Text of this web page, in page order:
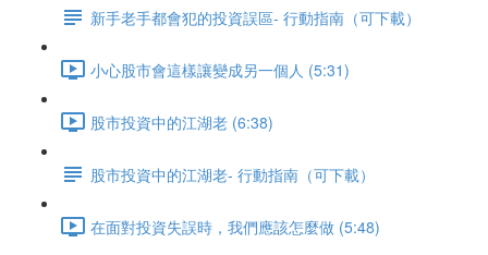
新手老手都會犯的投資誤區- 行動指南（可下載）
小心股市會這樣讓變成另一個人 (5:31)
股市投資中的江湖老 (6:38)
股市投資中的江湖老- 行動指南（可下載）
在面對投資失誤時，我們應該怎麼做 (5:48)